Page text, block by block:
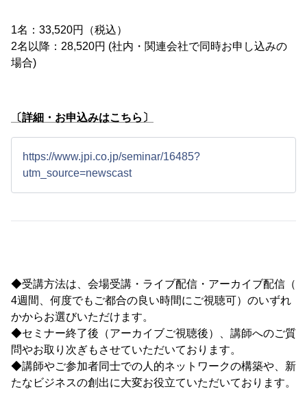
1名：33,520円（税込）
2名以降：28,520円 (社内・関連会社で同時お申し込みの
場合)
〔詳細・お申込みはこちら〕
https://www.jpi.co.jp/seminar/16485?
utm_source=newscast
◆受講方法は、会場受講・ライブ配信・アーカイブ配信（
4週間、何度でもご都合の良い時間にご視聴可）のいずれ
かからお選びいただけます。
◆セミナー終了後（アーカイブご視聴後）、講師へのご質
問やお取り次ぎもさせていただいております。
◆講師やご参加者同士での人的ネットワークの構築や、新
たなビジネスの創出に大変お役立ていただいております。